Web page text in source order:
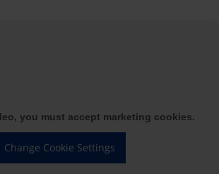
you must accept marketing cookies.
Change Cookie Settings